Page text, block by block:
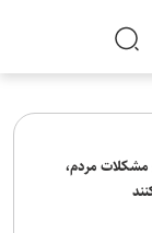
مشکلات مردم،